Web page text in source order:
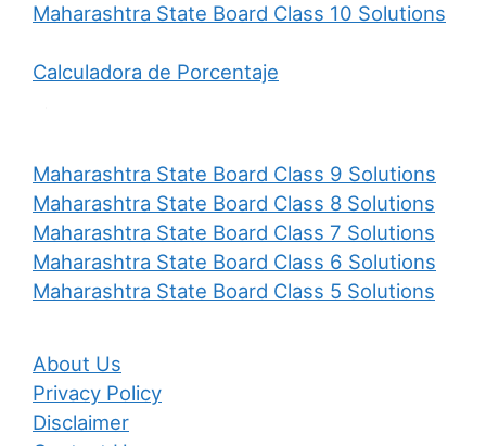
Maharashtra State Board Class 10 Solutions
Calculadora de Porcentaje
Maharashtra State Board Class 9 Solutions
Maharashtra State Board Class 8 Solutions
Maharashtra State Board Class 7 Solutions
Maharashtra State Board Class 6 Solutions
Maharashtra State Board Class 5 Solutions
About Us
Privacy Policy
Disclaimer